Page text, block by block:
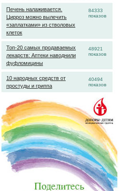
84333
показов
Печень налаживается.
Цирроз можно вылечить
«заплатками» из стволовых
клеток
48921
показов
Топ-20 самых продаваемых
лекарств: Аптеки наводнили
фуфломицины
40494
показов
10 народных средств от
простуды и гриппа